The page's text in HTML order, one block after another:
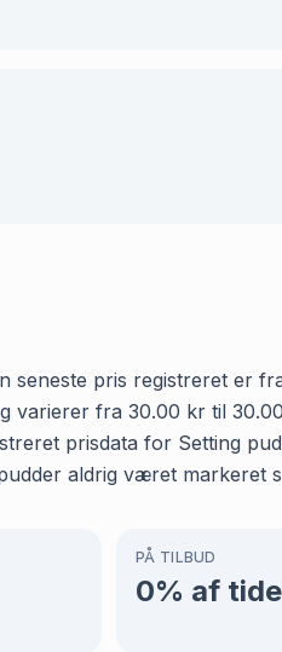
seneste pris registreret er
varierer fra 30.00 kr til
prisdata for Setting
aldrig været markeret
PÅ TILBUD
0% af